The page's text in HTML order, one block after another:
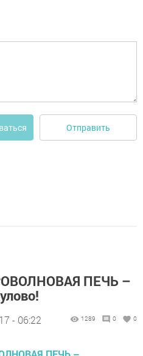
Отправить
ПЕЧЬ –
- 06:22 1289 0 0